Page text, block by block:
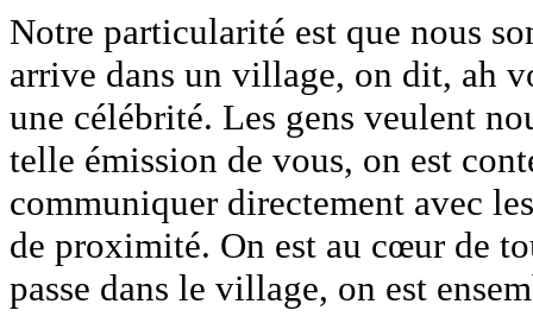
Notre particularité est que nous
arrive dans un village, on dit, ah
une célébrité. Les gens veulent
telle émission de vous, on est
communiquer directement avec
de proximité. On est au cœur de
passe dans le village, on est